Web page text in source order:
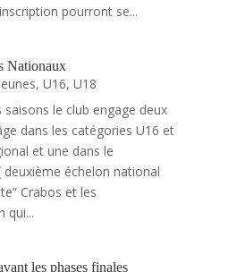
pourront se...
Nationaux
, U16, U18
le club engage deux
dans les catégories U16 et
et une dans le
échelon national
Crabos et les
qui...
les phases finales